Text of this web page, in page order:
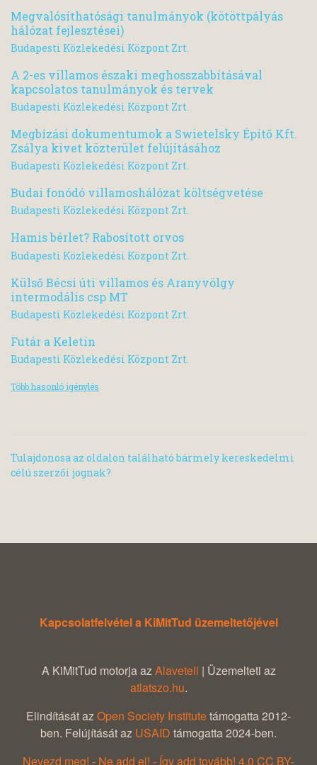
Megvalósíthatósági tanulmányok (kötöttpályás
hálózat fejlesztései)
Budapesti Közlekedési Központ Zrt.
A 2-es villamos északi meghosszabbításával
kapcsolatos tanulmányok és tervek
Budapesti Közlekedési Központ Zrt.
Megbízási dokumentumok a Swietelsky Építő Kft.
Zsálya kivet közterület felújításához
Budapesti Közlekedési Központ Zrt.
Budai fonódó villamoshálózat költségvetése
Budapesti Közlekedési Központ Zrt.
Hamis bérlet? Rabosított orvos
Budapesti Közlekedési Központ Zrt.
Külső Bécsi úti villamos és Aranyvölgy
intermodális csp MT
Budapesti Közlekedési Központ Zrt.
Futár a Keletin
Budapesti Közlekedési Központ Zrt.
Több hasonló igénylés
Tulajdonosa az oldalon található bármely kereskedelmi
célú szerzői jognak?
Kapcsolatfelvétel a KiMitTud üzemeltetőjével
A KiMitTud motorja azAlaveteli | Üzemelteti az
atlatszo.hu.
Elindítását azOpen Society Institutetámogatta 2012-
ben. Felújítását az USAID támogatta 2024-ben.
Nevezd meg! - Ne add el! - Így add tovább! 4.0 CC BY-